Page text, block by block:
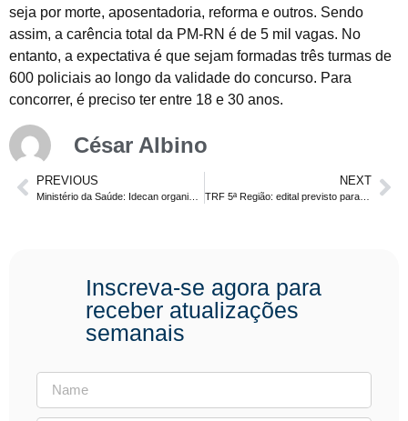
seja por morte, aposentadoria, reforma e outros. Sendo
assim, a carência total da PM-RN é de 5 mil vagas. No
entanto, a expectativa é que sejam formadas três turmas de
600 policiais ao longo da validade do concurso. Para
concorrer, é preciso ter entre 18 e 30 anos.
César Albino
PREVIOUS NEXT
TRF 5ª Região: edital previsto para 2017. Confira!
Inscreva-se agora para
receber atualizações
semanais